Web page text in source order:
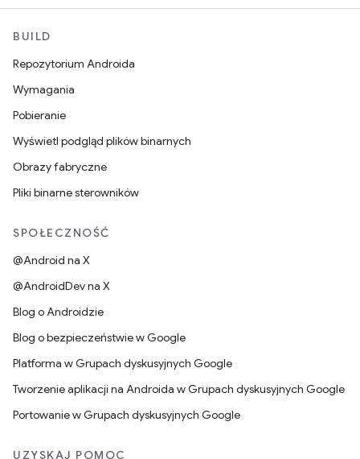
BUILD
Repozytorium Androida
Wymagania
Pobieranie
Wyświetl podgląd plików binarnych
Obrazy fabryczne
Pliki binarne sterowników
SPOŁECZNOŚĆ
@Android na X
@AndroidDev na X
Blog o Androidzie
Blog o bezpieczeństwie w Google
Platforma w Grupach dyskusyjnych Google
Tworzenie aplikacji na Androida w Grupach dyskusyjnych Google
Portowanie w Grupach dyskusyjnych Google
UZYSKAJ POMOC